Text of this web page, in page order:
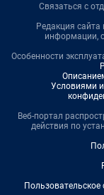
Связаться с
Редакция сайта
информации,
Особенности
Условиями
Веб-портал
действия по
Пользовательское